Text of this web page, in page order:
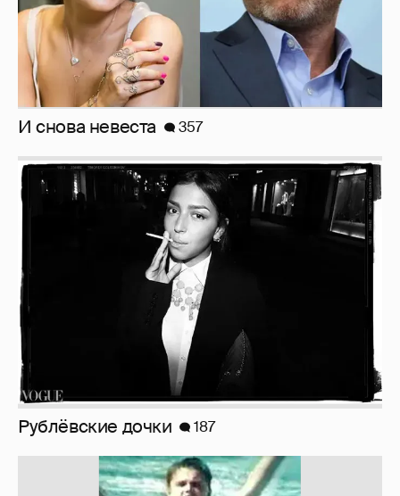
И снова невеста 357
Рублёвские дочки 187